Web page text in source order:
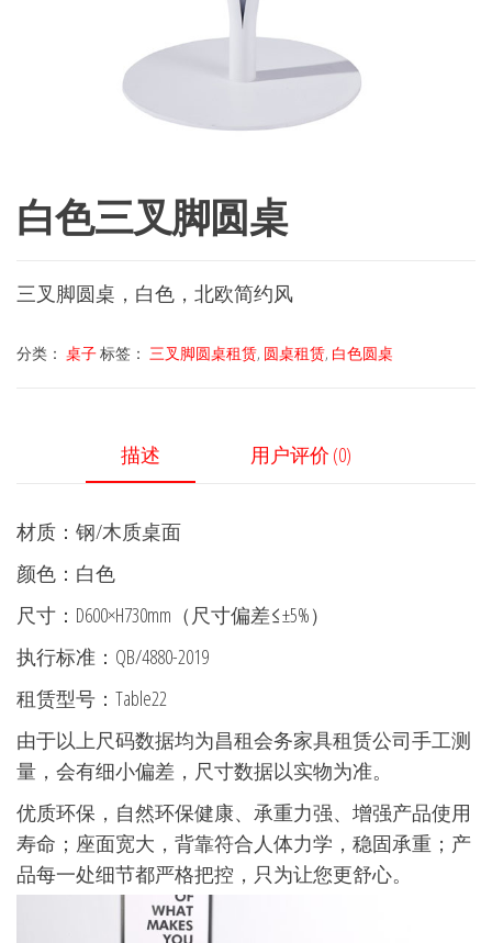
白色三叉脚圆桌
三叉脚圆桌，白色，北欧简约风
分类： 桌子标签： 三叉脚圆桌租赁, 圆桌租赁, 白色圆桌
描述 用户评价 (0)
材质：钢/木质桌面
颜色：白色
尺寸：D600×H730mm（尺寸偏差≤±5%）
执行标准：QB/4880-2019
租赁型号：Table22
由于以上尺码数据均为昌租会务家具租赁公司手工测
量，会有细小偏差，尺寸数据以实物为准。
优质环保，自然环保健康、承重力强、增强产品使用
寿命；座面宽大，背靠符合人体力学，稳固承重；产
品每一处细节都严格把控，只为让您更舒心。